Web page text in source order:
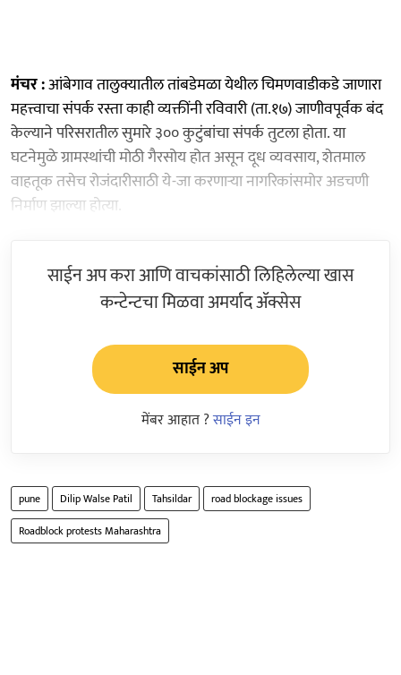
मंचर :आंबेगाव तालुक्यातील तांबडेमळा येथील चिमणवाडीकडे जाणारा
महत्त्वाचा संपर्क रस्ता काही व्यक्तींनी रविवारी (ता.१७) जाणीवपूर्वक बंद
केल्याने परिसरातील सुमारे ३०० कुटुंबांचा संपर्क तुटला होता. या
घटनेमुळे ग्रामस्थांची मोठी गैरसोय होत असून दूध व्यवसाय, शेतमाल
वाहतूक तसेच रोजंदारीसाठी ये-जा करणाऱ्या नागरिकांसमोर अडचणी
निर्माण झाल्या होत्या.
साईन अप करा आणि वाचकांसाठी लिहिलेल्या खास
कन्टेन्टचा मिळवा अमर्याद ॲक्सेस
साईन अप
मेंबर आहात ?साईन इन
pune Dilip Walse Patil Tahsildar
road blockage issues
Roadblock protests Maharashtra